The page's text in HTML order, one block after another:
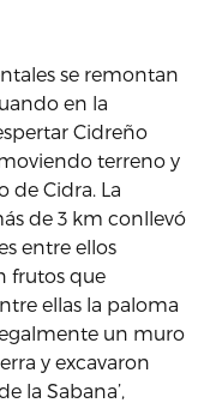
se remontan
en la
Cidreño
terreno y
de Cidra. La
de 3 km conllevó
entre ellos
frutos que
ellas la paloma
un muro
y excavaron
la Sabana’,